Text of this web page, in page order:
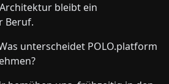
bleibt ein
Beruf.
unterscheidet POLO.platform